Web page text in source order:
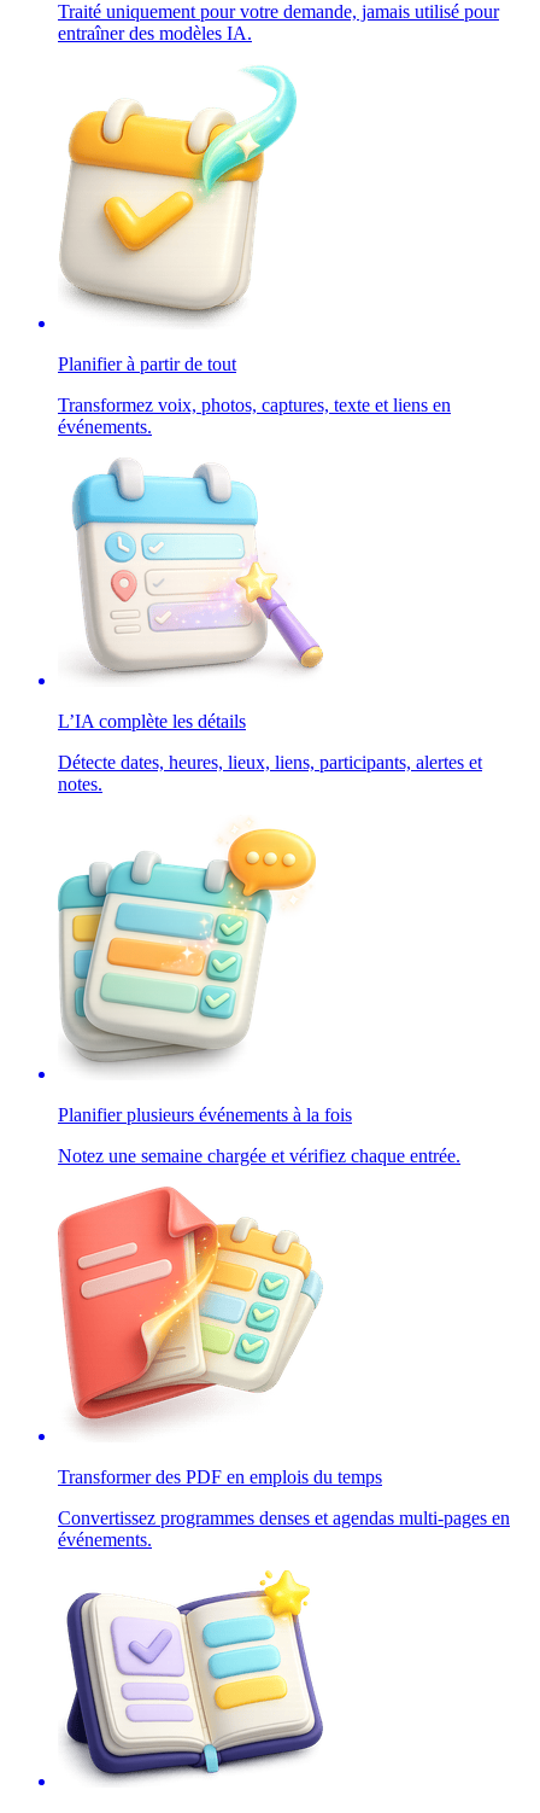
Traité uniquement pour votre demande, jamais utilisé pour
entraîner des modèles IA.
Planifier à partir de tout
Transformez voix, photos, captures, texte et liens en
événements.
L’IA complète les détails
Détecte dates, heures, lieux, liens, participants, alertes et
notes.
Planifier plusieurs événements à la fois
Notez une semaine chargée et vérifiez chaque entrée.
Transformer des PDF en emplois du temps
Convertissez programmes denses et agendas multi-pages en
événements.